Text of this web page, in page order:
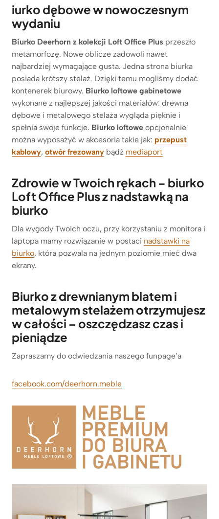
iurko dębowe w nowoczesnym
wydaniu
Biurko Deerhorn z kolekcji Loft Office Plus przeszło
metamorfozę. Nowe oblicze zadowoli nawet
najbardziej wymagające gusta. Jedna strona biurka
posiada krótszy stelaż. Dzięki temu mogliśmy dodać
kontenerek biurowy. Biurko loftowe gabinetowe
wykonane z najlepszej jakości materiałów: drewna
dębowe i metalowego stelaża wygląda pięknie i
spełnia swoje funkcje. Biurko loftowe opcjonalnie
można wyposażyć w akcesoria takie jak: przepust
kablowy, otwór frezowany bądź mediaport
Zdrowie w Twoich rękach – biurko
Loft Office Plus z nadstawką na
biurko
Dla wygody Twoich oczu, przy korzystaniu z monitora i
laptopa mamy rozwiązanie w postaci nadstawki na
biurko, która pozwala na jednym poziomie mieć dwa
ekrany.
Biurko z drewnianym blatem i
metalowym stelażem otrzymujesz
w całości – oszczędzasz czas i
pieniądze
Zapraszamy do odwiedzania naszego funpage’a
facebook.com/deerhorn.meble